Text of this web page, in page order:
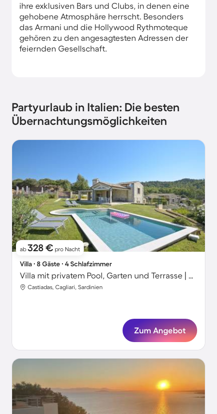
ihre exklusiven Bars und Clubs, in denen eine
gehobene Atmosphäre herrscht. Besonders
das Armani und die Hollywood Rythmoteque
gehören zu den angesagtesten Adressen der
feiernden Gesellschaft.
Partyurlaub in Italien: Die besten
Übernachtungsmöglichkeiten
ab 328 € pro Nacht
Villa ∙ 8 Gäste ∙ 4 Schlafzimmer
Villa mit privatem Pool, Garten und Terrasse | Gartenblick
Castiadas, Cagliari, Sardinien
Zum Angebot